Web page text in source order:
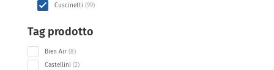
Cuscinetti 9999
Tag prodotto
Bien Air 88
products
Castellini 22